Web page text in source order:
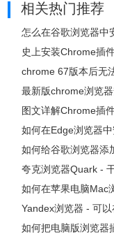
相关热门推荐
怎么在谷歌浏览器中
史上安装Chrome插
chrome 67版本后无
最新版chrome浏览
图文详解Chrome插
如何在Edge浏览器
如何给谷歌浏览器添
夸克浏览器Quark -
如何在苹果电脑Mac
Yandex浏览器 - 可以
如何把电脑版浏览器